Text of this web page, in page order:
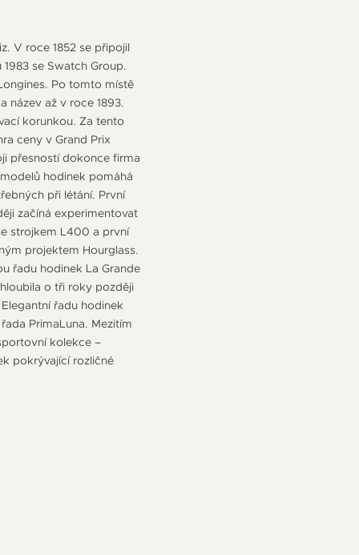
V roce 1852 se připojil
se Swatch Group.
Po tomto místě
název až v roce 1893.
korunkou. Za tento
ceny v Grand Prix
přesností dokonce firma
hodinek pomáhá
při létání. První
začíná experimentovat
strojkem L400 a první
projektem Hourglass.
řadu hodinek La Grande
o tři roky později
řadu hodinek
PrimaLuna. Mezitím
kolekce –
pokrývající rozličné